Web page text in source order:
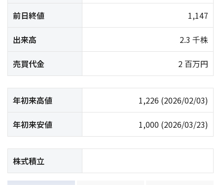
前日終値 1,147
出来高 2.3 千株
売買代金 2 百万円
年初来高値 1,226 (2026/02/03)
年初来安値 1,000 (2026/03/23)
株式積立